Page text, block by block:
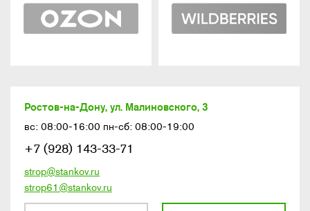
Ростов-на-Дону, ул. Малиновского, 3
вс: 08:00-16:00 пн-сб: 08:00-19:00
+7 (928) 143-33-71
strop@stankov.ru
strop61@stankov.ru